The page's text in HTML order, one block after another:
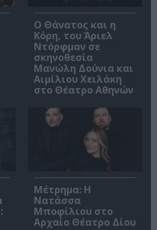
Ο Θάνατος και η
Κόρη, του Άριελ
Ντόρφμαν σε
σκηνοθεσία
Μανώλη Δούνια και
Αιμίλιου Χειλάκη
στο Θέατρο Αθηνών
Μέτρημα: Η
Νατάσσα
Μποφίλιου στο
Αρχαίο Θέατρο Δίου